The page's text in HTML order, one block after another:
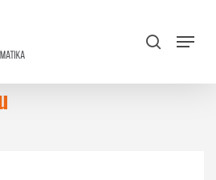
search
Menu
Close